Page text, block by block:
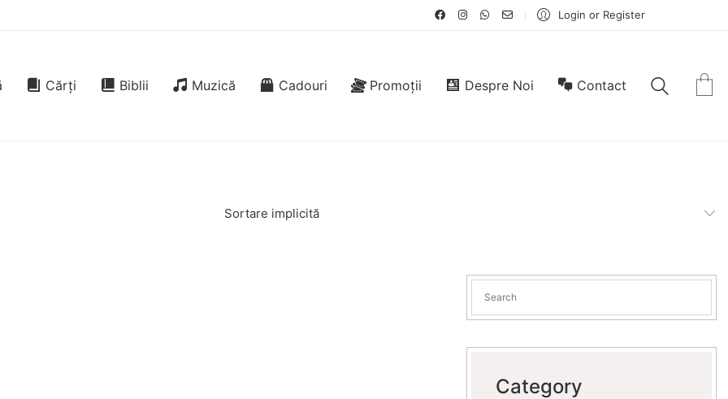
Login or Register
Cărți Biblii Muzică Cadouri Promoții Despre Noi Contact
Sortare implicită
Category